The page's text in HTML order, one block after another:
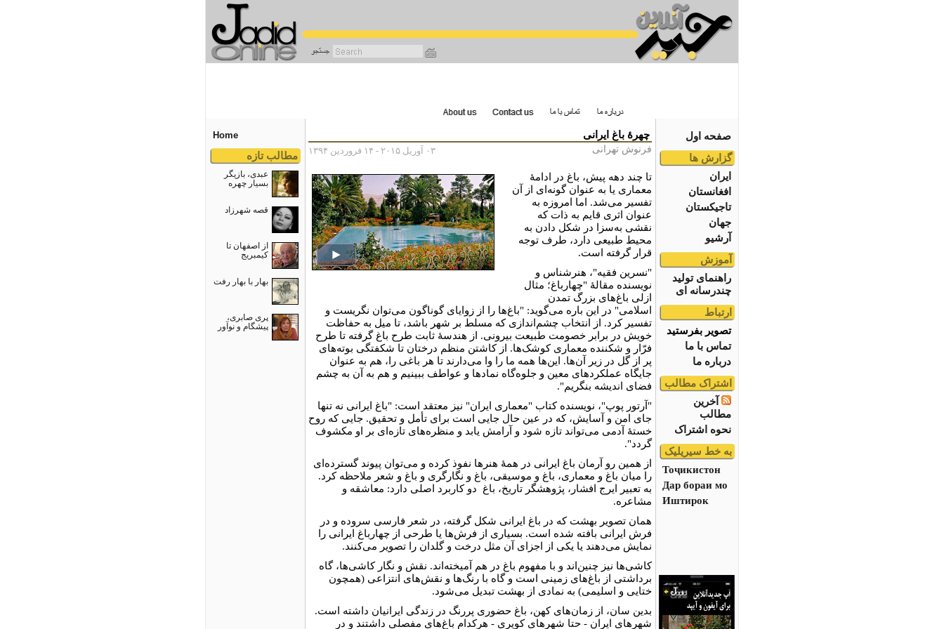
صفحه اول
گزارش ها
ایران
افغانستان
تاجیکستان
جهان
آرشیو
آموزش
راهنمای تولید
چندرسانه ای
ارتباط
تصویر بفرستید
تماس با ما
درباره ما
اشتراک مطالب
آخرین
مطالب
نحوه اشتراک
به خط سیریلیک
Тоҷикистон
Дар бораи мо
Иштирок
Home
مطالب تازه
عبدی، بازیگر
بسیار چهره
قصه شهرزاد
از اصفهان تا
کیمبریج
بهار با بهار رفت
پری صابری،
پیشگام و نوآور
چهرۀ باغ ایرانی
۰۳ آوریل ۲۰۱۵ - ۱۴ فروردین ۱۳۹۴ فرنوش تهرانی
تا چند دهه پیش، باغ در ادامۀ
معماری یا به عنوان گونه‌ای از آن
تفسیر می‌شد. اما امروزه به
عنوان اثری قایم به ذات که
نقشی به‌سزا در شکل دادن به
محیط طبیعی دارد، طرف توجه
قرار گرفته‌ است.
"نسرین فقیه"، هنرشناس و
نویسنده مقالۀ "چهارباغ؛ مثال
ازلی باغ‌های بزرگ تمدن
اسلامی" در این باره می‌گوید: "باغ‌ها را از زوایای گوناگون می‌توان نگریست و
تفسیر کرد. از انتخاب چشم‌اندازی که مسلط بر شهر باشد، تا میل به حفاظت
خویش در برابر خصومت طبیعت بیرونی. از هندسۀ ثابت طرح باغ گرفته تا طرح
فرّار و شکننده معماری کوشک‌ها. از کاشتن منظم درختان تا شکفتگی بوته‌های
پر از گل در زیر آن‌ها. این‌ها همه ما را وا می‌دارند تا هر باغی را، هم به عنوان
جایگاه عملکردهای معین و جلوه‌گاه نمادها و عواطف ببینیم و هم به آن به چشم
فضای اندیشه بنگریم".
"آرتور پوپ"، نویسنده کتاب "معماری ایران" نیز معتقد است: "باغ ایرانی نه تنها
جای امن و آسایش، که در عین حال جایی است برای تأمل و تحقیق. جایی که روح
خستۀ آدمی می‌تواند تازه شود و آرامش یابد و منظره‌های تازه‌ای بر او مکشوف
گردد".
از همین رو آرمان باغ ایرانی در همۀ هنرها نفوذ کرده و می‌توان پیوند گسترده‌ای
را میان باغ و معماری، باغ و موسیقی، باغ و نگارگری و باغ و شعر ملاحظه کرد.
به تعبیر ایرج افشار، پژوهشگر تاریخ، باغ دو کاربرد اصلی دارد: معاشقه و
مشاعره.
همان تصویر بهشت که در باغ ایرانی شکل گرفته، در شعر فارسی سروده و در
فرش ایرانی بافته شده ‌است. بسیاری از فرش‌ها یا طرحی از چهارباغ ایرانی را
نمایش می‌دهند یا یکی از اجزای آن مثل درخت و گلدان را تصویر می‌کنند.
کاشی‌ها نیز چنین‌اند و با مفهوم باغ در هم آمیخته‌اند. نقش و نگار کاشی‌ها، گاه
برداشتی از باغ‌های زمینی است و گاه با رنگ‌ها و نقش‌های انتزاعی (همچون
ختایی و اسلیمی) به نمادی از بهشت تبدیل می‌شود.
بدین سان، از زمان‌های کهن، باغ حضوری پررنگ در زندگی ایرانیان داشته ‌است.
شهرهای ایران - حتا شهرهای کویری - هرکدام باغ‌های مفصلی داشتند و در